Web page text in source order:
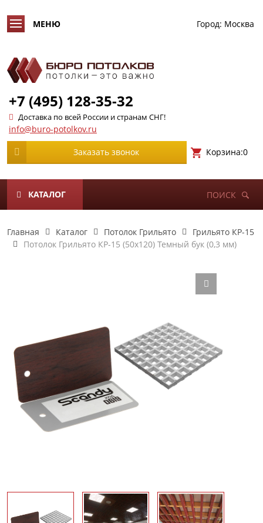
Город: Москва
+7 (495) 128-35-32
Доставка по всей России и странам СНГ!
info@buro-potolkov.ru
Заказать звонок Корзина:0
КАТАЛОГ ПОИСК
Главная Каталог Потолок Грильято
Грильято КР-15
Потолок Грильято КР-15 (50х120) Темный бук (0,3 мм)